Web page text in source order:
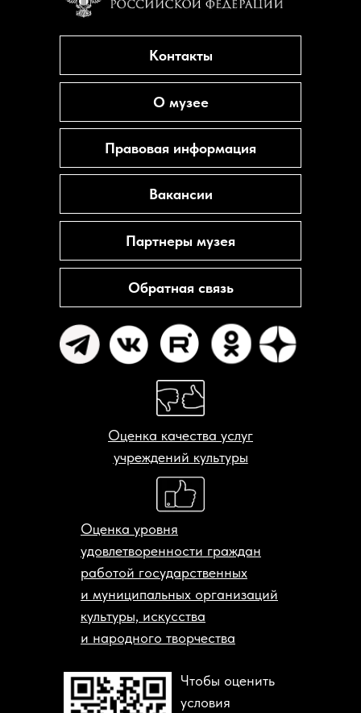
Оценка качества услуг
учреждений культуры
Контакты
Вакансии
О музее
Правовая информация
Обратная связь
Партнеры музея
Чтобы оценить
условия
Оценка уровня
удовлетворенности граждан
работой государственных
и муниципальных организаций
культуры, искусства
и народного творчества